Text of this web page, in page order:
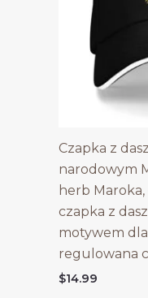
Czapka z
narodowym
herb
czapka z
motywem
regulowana
$14.99